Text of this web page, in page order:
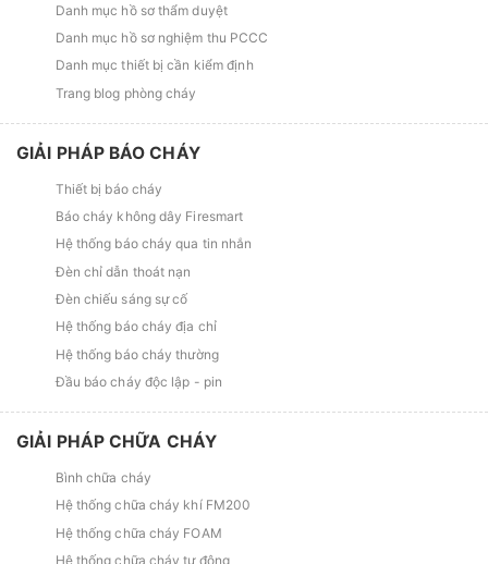
Danh mục hồ sơ thẩm duyệt
Danh mục hồ sơ nghiệm thu PCCC
Danh mục thiết bị cần kiểm định
Trang blog phòng cháy
GIẢI PHÁP BÁO CHÁY
Thiết bị báo cháy
Báo cháy không dây Firesmart
Hệ thống báo cháy qua tin nhắn
Đèn chỉ dẫn thoát nạn
Đèn chiếu sáng sự cố
Hệ thống báo cháy địa chỉ
Hệ thống báo cháy thường
Đầu báo cháy độc lập - pin
GIẢI PHÁP CHỮA CHÁY
Bình chữa cháy
Hệ thống chữa cháy khí FM200
Hệ thống chữa cháy FOAM
Hệ thống chữa cháy tự động